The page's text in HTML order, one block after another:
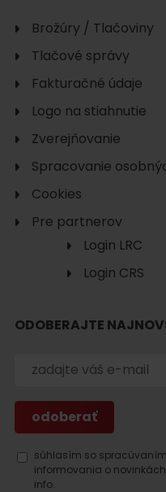
Hľadať
ubytovanie
Brožúry / Tlačoviny
Tlačové správy
Fakturačné údaje
Logo na stiahnutie
Zverejňovanie
Spracovanie
Cookies
Pre partnerov
Login LRC
Login CRS
ODOBERAJTE
súhlasím so
informovania o
info.